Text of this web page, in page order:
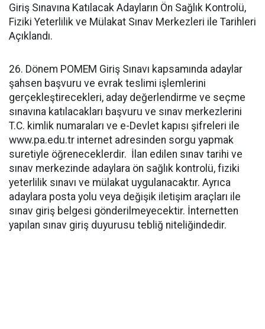
Giriş Sınavına Katılacak Adayların Ön Sağlık Kontrolü,
Fiziki Yeterlilik ve Mülakat Sınav Merkezleri ile Tarihleri
Açıklandı.
26. Dönem POMEM Giriş Sınavı kapsamında adaylar
şahsen başvuru ve evrak teslimi işlemlerini
gerçekleştirecekleri, aday değerlendirme ve seçme
sınavına katılacakları başvuru ve sınav merkezlerini
T.C. kimlik numaraları ve e-Devlet kapısı şifreleri ile
www.pa.edu.tr internet adresinden sorgu yapmak
suretiyle öğreneceklerdir. İlan edilen sınav tarihi ve
sınav merkezinde adaylara ön sağlık kontrolü, fiziki
yeterlilik sınavı ve mülakat uygulanacaktır. Ayrıca
adaylara posta yolu veya değişik iletişim araçları ile
sınav giriş belgesi gönderilmeyecektir. İnternetten
yapılan sınav giriş duyurusu tebliğ niteliğindedir.